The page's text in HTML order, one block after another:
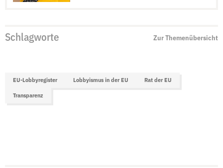
Schlagworte Zur Themenübersicht
EU-Lobbyregister Lobbyismus in der EU Rat der EU
Transparenz